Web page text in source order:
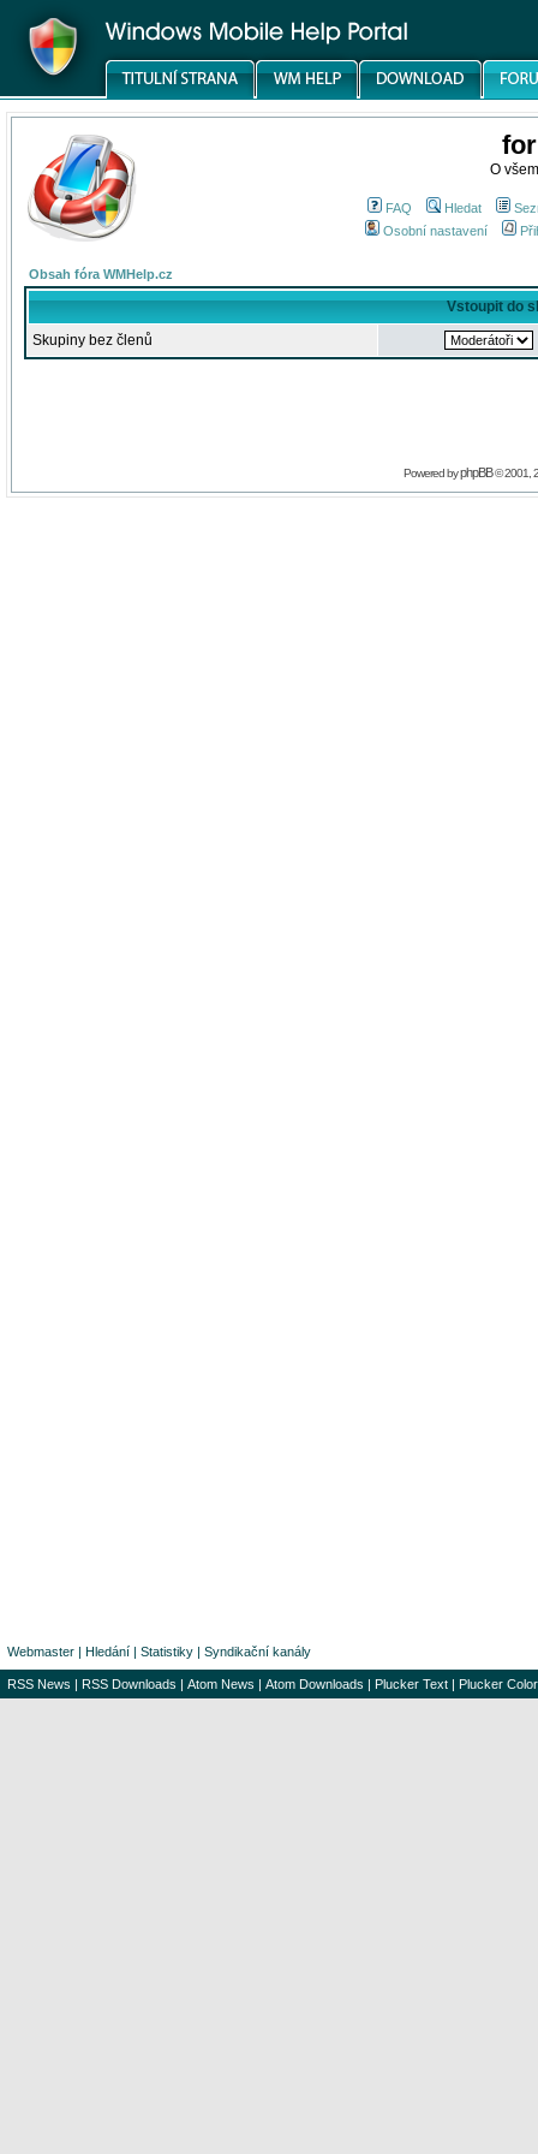
O
FAQ Hledat
Osobní nastavení
Obsah fóra WMHelp.cz
Vstoupit do
Skupiny bez členů
Powered byphpBB© 2001,
Webmaster | Hledání | Statistiky | Syndikační kanály
RSS News | RSS Downloads | Atom News | Atom Downloads | Plucker Text | Plucker Color